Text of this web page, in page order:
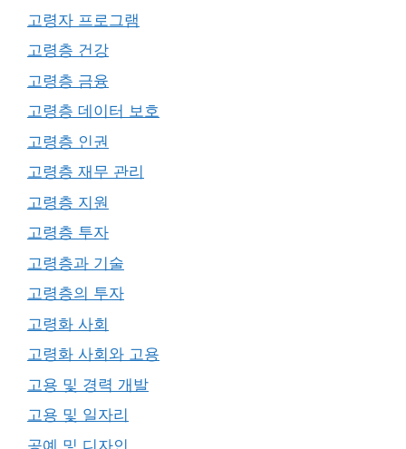
고령자 프로그램
고령층 건강
고령층 금융
고령층 데이터 보호
고령층 인권
고령층 재무 관리
고령층 지원
고령층 투자
고령층과 기술
고령층의 투자
고령화 사회
고령화 사회와 고용
고용 및 경력 개발
고용 및 일자리
공예 및 디자인